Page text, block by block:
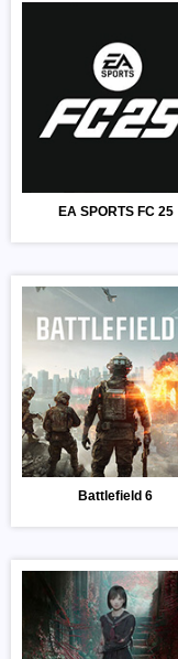
EA SPORTS FC 25
Battlefield 6